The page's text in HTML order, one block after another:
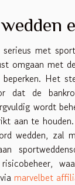
met
omgaan met
Het
dat de
wordt
aan te
wedden, zal
marvelbet